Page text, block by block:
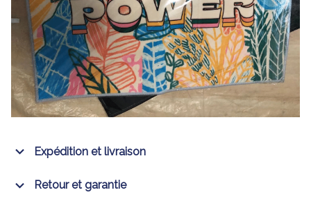
Expédition et livraison
Retour et garantie